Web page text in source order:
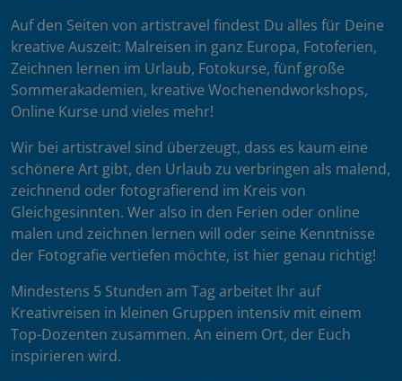
Auf den Seiten von artistravel findest Du alles für Deine
kreative Auszeit: Malreisen in ganz Europa, Fotoferien,
Zeichnen lernen im Urlaub, Fotokurse, fünf große
Sommerakademien, kreative Wochenendworkshops,
Online Kurse und vieles mehr!
Wir bei artistravel sind überzeugt, dass es kaum eine
schönere Art gibt, den Urlaub zu verbringen als malend,
zeichnend oder fotografierend im Kreis von
Gleichgesinnten. Wer also in den Ferien oder online
malen und zeichnen lernen will oder seine Kenntnisse
der Fotografie vertiefen möchte, ist hier genau richtig!
Mindestens 5 Stunden am Tag arbeitet Ihr auf
Kreativreisen in kleinen Gruppen intensiv mit einem
Top-Dozenten zusammen. An einem Ort, der Euch
inspirieren wird.